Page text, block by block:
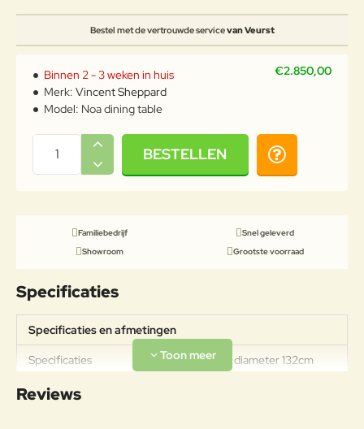
Bestel met de vertrouwde servicevan Veurst
€2.850,00
Binnen 2 - 3 weken in huis
Merk: Vincent Sheppard
Model: Noa dining table
BESTELLEN
Familiebedrijf
Snel geleverd
Showroom
Grootste voorraad
Specificaties
Specificaties en afmetingen
Specificaties Hoogte 75cm, diameter 132cm
Materiaal
Reviews